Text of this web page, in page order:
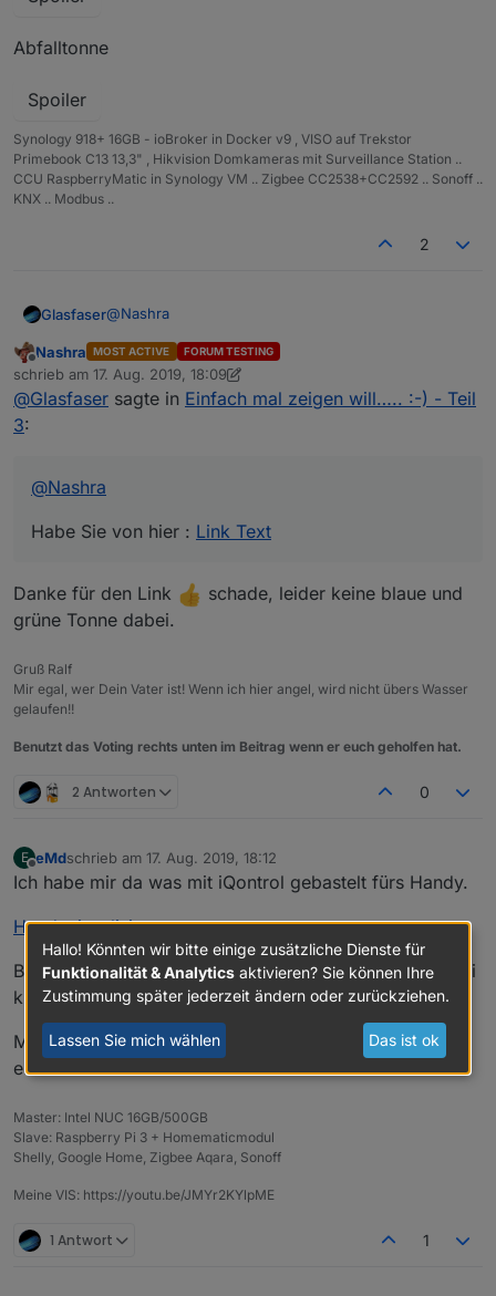
Bilder und gibt es die auch für Bio und Papier?
Abfalltonne
Spoiler
Synology 918+ 16GB - ioBroker in Docker v9 , VISO auf Trekstor
Primebook C13 13,3" , Hikvision Domkameras mit Surveillance Station ..
CCU RaspberryMatic in Synology VM .. Zigbee CC2538+CC2592 .. Sonoff ..
KNX .. Modbus ..
2
Glasfaser@Nashra
Habe Sie von hier :Link Text
Mülltonne gelb
Offline
Nashra MOST ACTIVE FORUM TESTING
schrieb am 17. Aug. 2019, 18:09
zuletzt editiert von Nashra
@Glasfaser sagte in Einfach mal zeigen will….. :-) - Teil
3:
@Nashra
Habe Sie von hier : Link Text
Danke für den Link
schade, leider keine blaue und
grüne Tonne dabei.
Gruß Ralf
Mir egal, wer Dein Vater ist! Wenn ich hier angel, wird nicht übers Wasser
gelaufen!!
Benutzt das Voting rechts unten im Beitrag wenn er euch geholfen hat.
2 Antworten 0
E
Offline
eMdschrieb am 17. Aug. 2019, 18:12
zuletzt editiert von
Ich habe mir da was mit iQontrol gebastelt fürs Handy.
Handyvisualisierung
Bilder von icon8 und der Rest alles aus dem iobroker ui
kit...
MfG
eMd
Master: Intel NUC 16GB/500GB
Slave: Raspberry Pi 3 + Homematicmodul
Shelly, Google Home, Zigbee Aqara, Sonoff
Meine VIS: https://youtu.be/JMYr2KYlpME
1 Antwort 1
Hallo! Könnten wir bitte einige zusätzliche Dienste für
Funktionalität & Analytics aktivieren? Sie können Ihre
Zustimmung später jederzeit ändern oder zurückziehen.
Lassen Sie mich wählen Das ist ok